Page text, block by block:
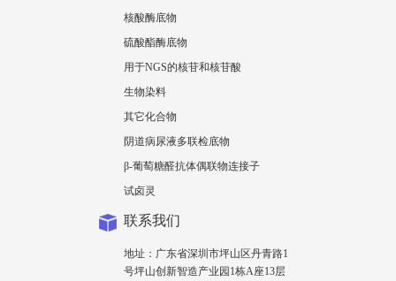
核酸酶底物
硫酸酯酶底物
用于NGS的核苷和核苷酸
生物染料
其它化合物
阴道病尿液多联检底物
β-葡萄糖醛抗体偶联物连接子
试卤灵
联系我们
地址：广东省深圳市坪山区丹青路1
号坪山创新智造产业园1栋A座13层